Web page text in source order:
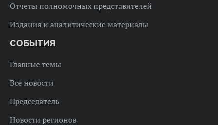
Отчеты полномочных представителей
Издания и аналитические материалы
СОБЫТИЯ
Главные темы
Все новости
Председатель
Новости регионов